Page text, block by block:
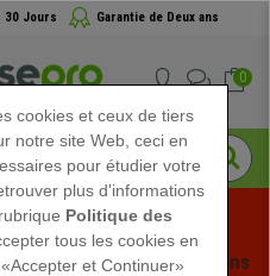
30 Jours Garantie de Deux ans
0
Chaisepro ! Des réductions
cookies et ceux de tiers
notre site Web, ceci en
pour étudier votre
plus d'informations
Politique des
tous les cookies en
et Continuer»